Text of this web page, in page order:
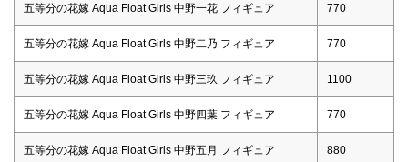
五等分の花嫁 Aqua Float Girls 中野一花 フィギュア 770
五等分の花嫁 Aqua Float Girls 中野二乃 フィギュア 770
五等分の花嫁 Aqua Float Girls 中野三玖 フィギュア 1100
五等分の花嫁 Aqua Float Girls 中野四葉 フィギュア 770
五等分の花嫁 Aqua Float Girls 中野五月 フィギュア 880